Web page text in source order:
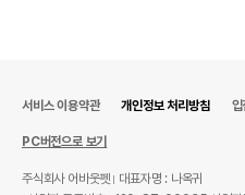
서비스 이용약관 개인정보 처리방침 입
PC버전으로 보기
주식회사 어바웃펫
대표자명 : 나옥귀